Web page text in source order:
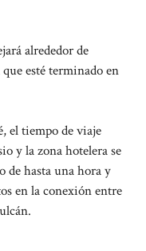
alrededor de
esté terminado en
el tiempo de viaje
y la zona hotelera se
de hasta una hora y
en la conexión entre